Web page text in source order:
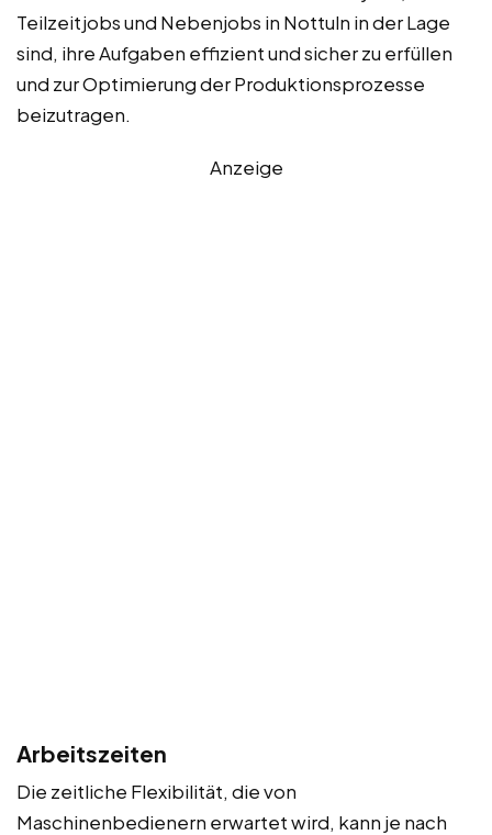
Teilzeitjobs und Nebenjobs in Nottuln in der Lage
sind, ihre Aufgaben effizient und sicher zu erfüllen
und zur Optimierung der Produktionsprozesse
beizutragen.
Anzeige
Arbeitszeiten
Die zeitliche Flexibilität, die von
Maschinenbedienern erwartet wird, kann je nach